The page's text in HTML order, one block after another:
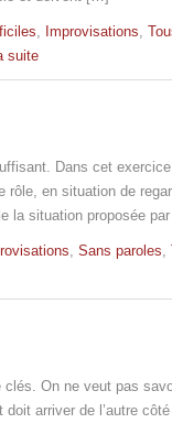
, Improvisations,
suite
Dans cet
en situation de
la situation proposée
, Sans paroles,
On ne veut pas
doit arriver de l’autre